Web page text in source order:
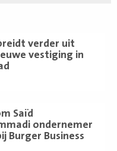
verder uit
vestiging in
Saïd
ondernemer
Burger Business